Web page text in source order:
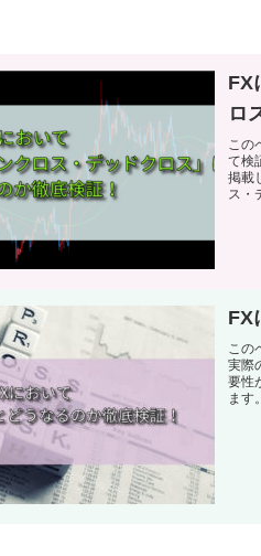
FX
ロ
この
て検
掲載
ス・
FX
この
実際
要性
ます